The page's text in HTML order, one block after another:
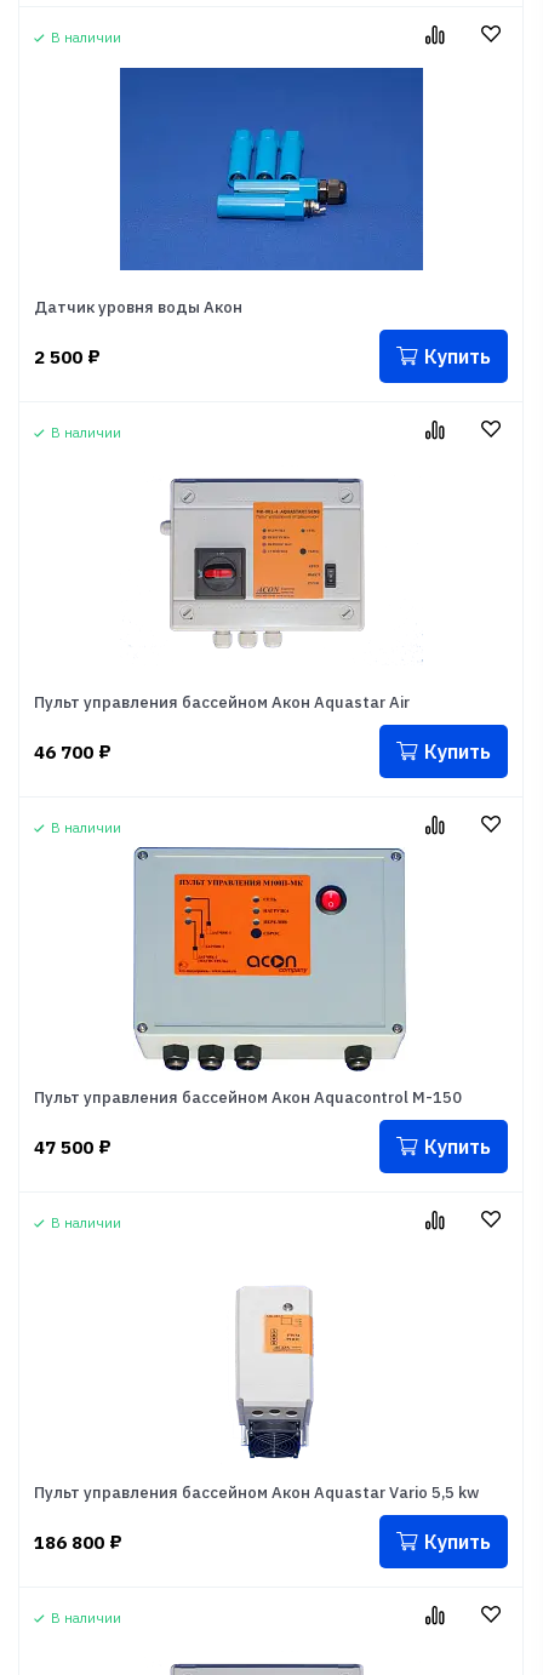
В наличии
Датчик уровня воды Акон
2 500 ₽ Купить
В наличии
Пульт управления бассейном Акон Aquastar Air
46 700 ₽ Купить
В наличии
Пульт управления бассейном Акон Aquacontrol M-150
47 500 ₽ Купить
В наличии
Пульт управления бассейном Акон Aquastar Vario 5,5 kw
186 800 ₽ Купить
В наличии